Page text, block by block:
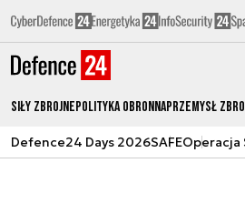
Siły zbrojnePolityka obronnaPrzemysł
Defence24 Days 2026SAFEOperacja